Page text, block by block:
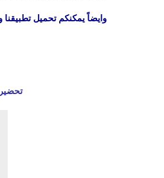
وايضاً يمكنكم تحميل
تحضير